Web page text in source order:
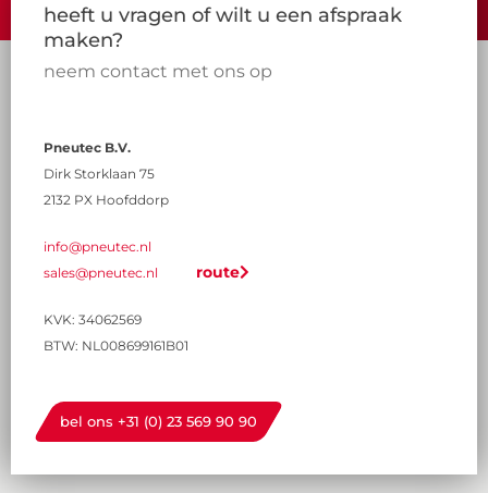
heeft u vragen of wilt u een afspraak
maken?
neem contact met ons op
Pneutec B.V.
Dirk Storklaan 75
2132 PX Hoofddorp
info@pneutec.nl
sales@pneutec.nl
KVK: 34062569
BTW: NL008699161B01
route
bel ons +31 (0) 23 569 90 90